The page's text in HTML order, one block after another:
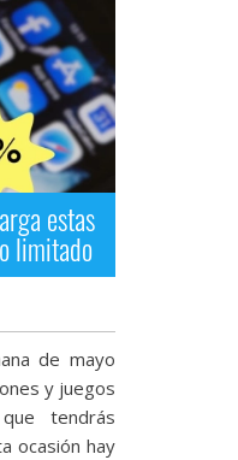
estas
limitado
de mayo
y juegos
tendrás
ocasión hay